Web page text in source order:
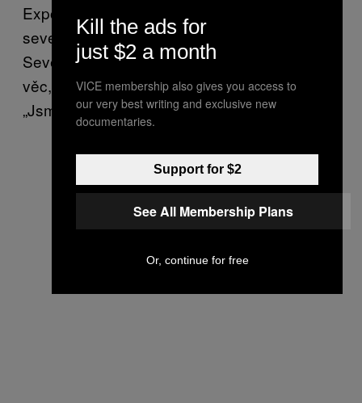
Expo v roce 2010. Zamířil jsem do
severokorejského pavilonu. Byl tam Irák,
Severní korea a Írán hned vedle sebe. První
věc, kterou jsem viděl byl obrovský nápis:
„Jsme ta nejlepší země na světě“.
Kill the ads for
just $2 a month
VICE membership also gives you access to
our very best writing and exclusive new
documentaries.
Support for $2
See All Membership Plans
Or, continue for free